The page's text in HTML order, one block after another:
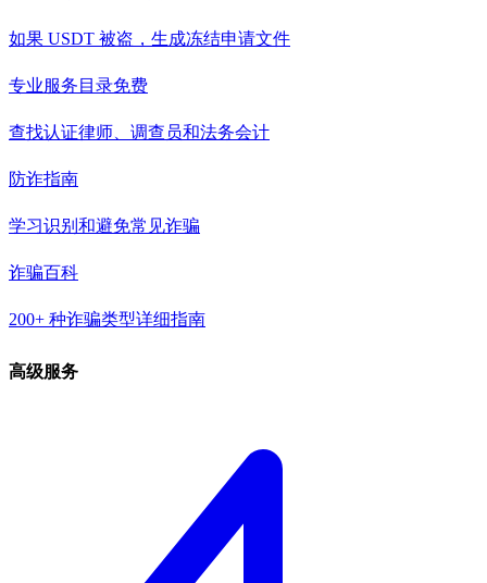
如果 USDT 被盗，生成冻结申请文件
专业服务目录免费
查找认证律师、调查员和法务会计
防诈指南
学习识别和避免常见诈骗
诈骗百科
200+ 种诈骗类型详细指南
高级服务